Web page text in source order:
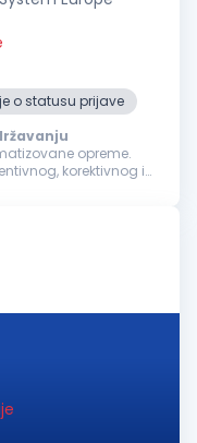
o statusu prijave
opreme.